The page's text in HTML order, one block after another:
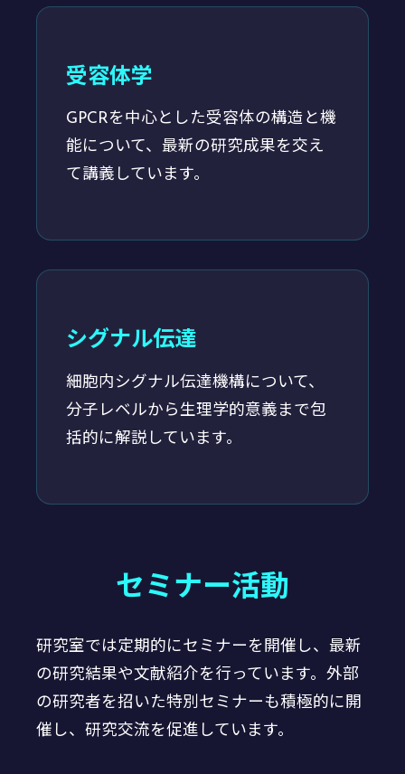
受容体学
GPCRを中心とした受容体の構造と機
能について、最新の研究成果を交え
て講義しています。
シグナル伝達
細胞内シグナル伝達機構について、
分子レベルから生理学的意義まで包
括的に解説しています。
セミナー活動
研究室では定期的にセミナーを開催し、最新
の研究結果や文献紹介を行っています。外部
の研究者を招いた特別セミナーも積極的に開
催し、研究交流を促進しています。